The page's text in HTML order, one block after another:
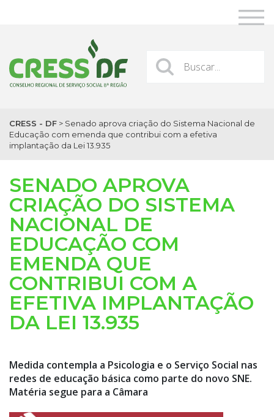
CRESS - DF > Senado aprova criação do Sistema Nacional de
Educação com emenda que contribui com a efetiva
implantação da Lei 13.935
SENADO APROVA
CRIAÇÃO DO SISTEMA
NACIONAL DE
EDUCAÇÃO COM
EMENDA QUE
CONTRIBUI COM A
EFETIVA IMPLANTAÇÃO
DA LEI 13.935
Medida contempla a Psicologia e o Serviço Social nas
redes de educação básica como parte do novo SNE.
Matéria segue para a Câmara